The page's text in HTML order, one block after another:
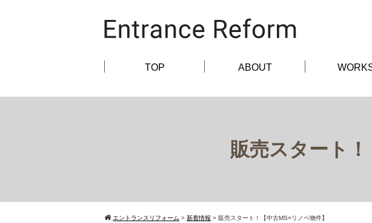
TOP ABOUT
販売スタート！
エントランスリフォーム > 新着情報 > 販売スタート！【中古MS×リノベ物件】